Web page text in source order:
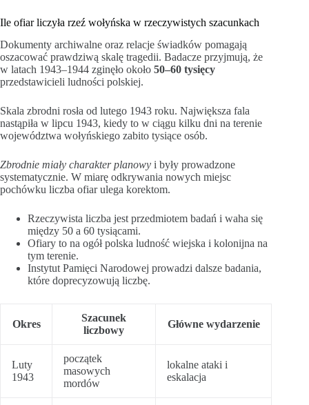
Ile ofiar liczyła rzeź wołyńska w rzeczywistych szacunkach
Dokumenty archiwalne oraz relacje świadków pomagają
oszacować prawdziwą skalę tragedii. Badacze przyjmują, że
w latach 1943–1944 zginęło około 50–60 tysięcy
przedstawicieli ludności polskiej.
Skala zbrodni rosła od lutego 1943 roku. Największa fala
nastąpiła w lipcu 1943, kiedy to w ciągu kilku dni na terenie
województwa wołyńskiego zabito tysiące osób.
Zbrodnie miały charakter planowy i były prowadzone
systematycznie. W miarę odkrywania nowych miejsc
pochówku liczba ofiar ulega korektom.
Rzeczywista liczba jest przedmiotem badań i waha się
między 50 a 60 tysiącami.
Ofiary to na ogół polska ludność wiejska i kolonijna na
tym terenie.
Instytut Pamięci Narodowej prowadzi dalsze badania,
które doprecyzowują liczbę.
Okres
Szacunek
liczbowy
Główne wydarzenie
Luty
1943
początek
masowych
mordów
lokalne ataki i
eskalacja